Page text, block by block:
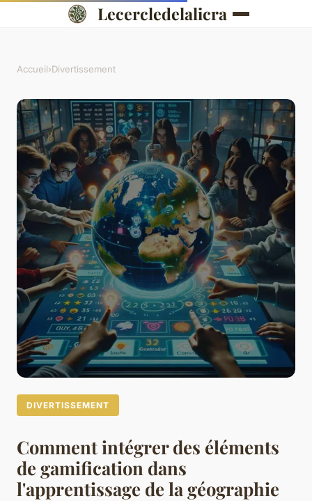
Lecercledelalicra
Accueil›Divertissement
DIVERTISSEMENT
Comment intégrer des éléments
de gamification dans
l'apprentissage de la géographie